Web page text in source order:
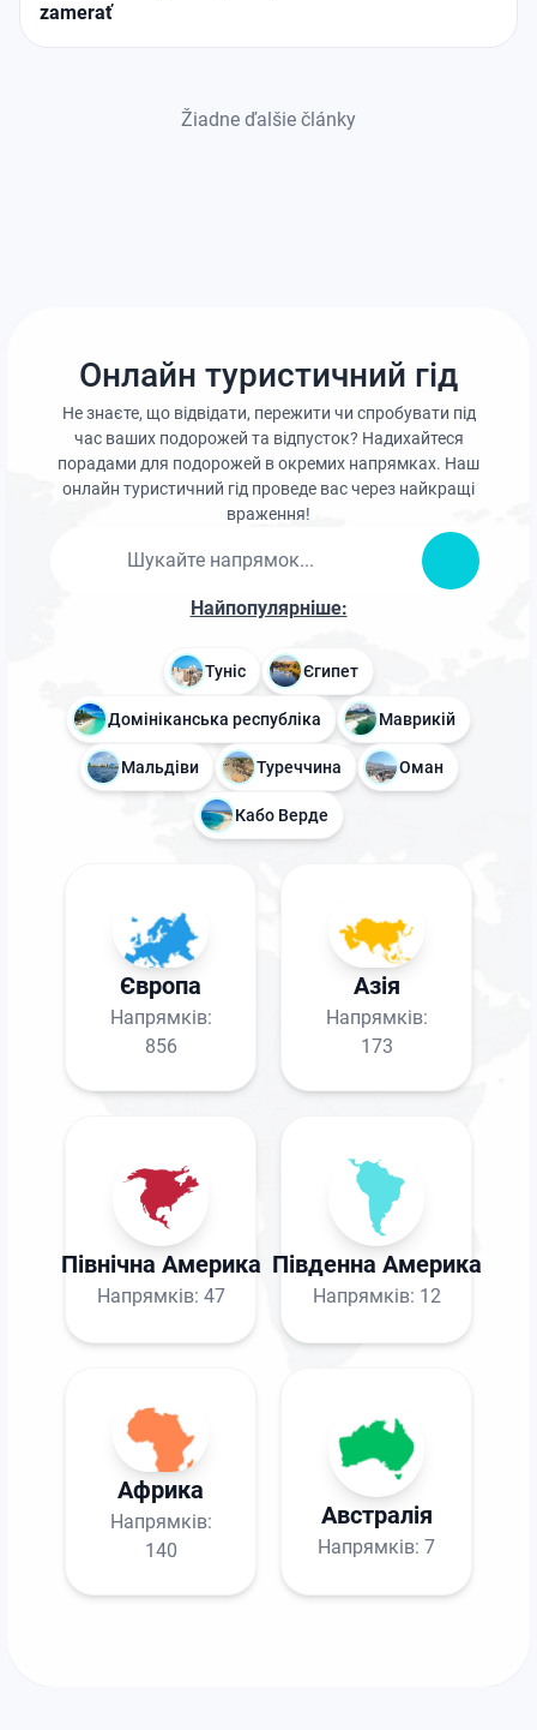
zamerať
Žiadne ďalšie články
Онлайн туристичний гід
Не знаєте, що відвідати, пережити чи спробувати під
час ваших подорожей та відпусток? Надихайтеся
порадами для подорожей в окремих напрямках. Наш
онлайн туристичний гід проведе вас через найкращі
враження!
Найпопулярніше:
Туніс Єгипет
Домініканська республіка Маврикій
Мальдіви Туреччина Оман
Кабо Верде
Європа
Напрямків:
856
Азія
Напрямків:
173
Північна Америка
Напрямків: 47
Південна Америка
Напрямків: 12
Африка
Напрямків:
140
Австралія
Напрямків: 7